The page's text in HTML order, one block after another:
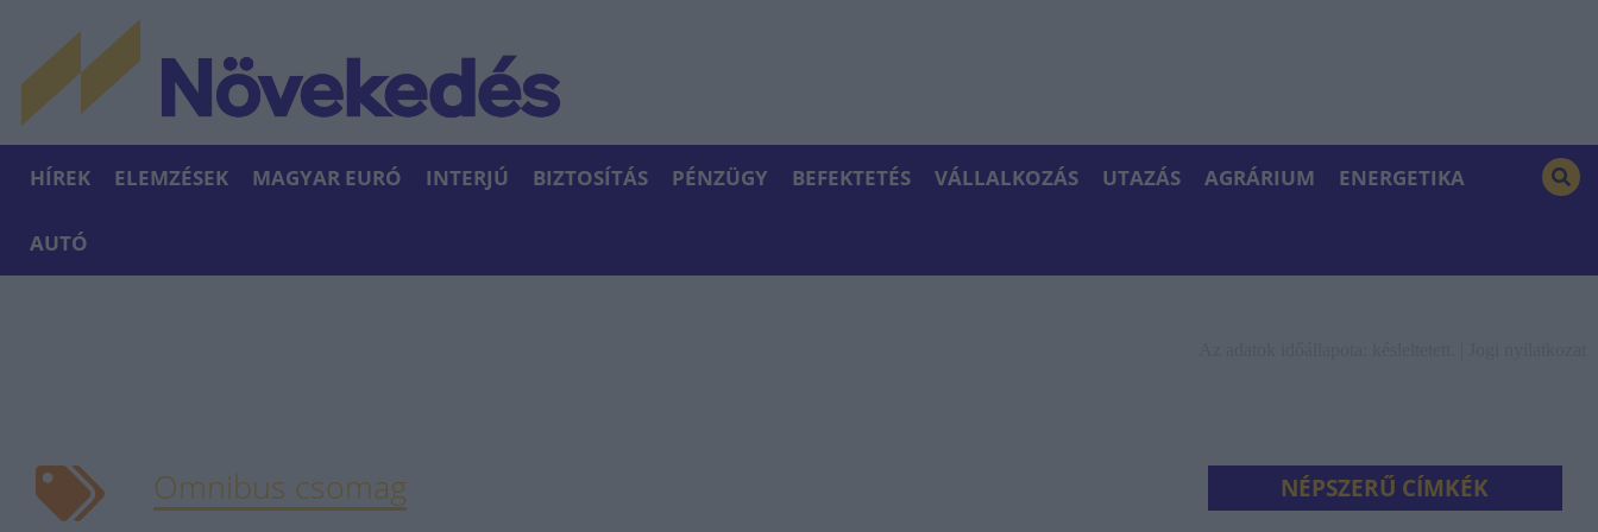
HÍREK ELEMZÉSEK MAGYAR EURÓ INTERJÚ BIZTOSÍTÁS PÉNZÜGY BEFEKTETÉS VÁLLALKOZÁS UTAZÁS AGRÁRIUM ENERGETIKA
AUTÓ
Omnibus csomag NÉPSZERŰ CÍMKÉK